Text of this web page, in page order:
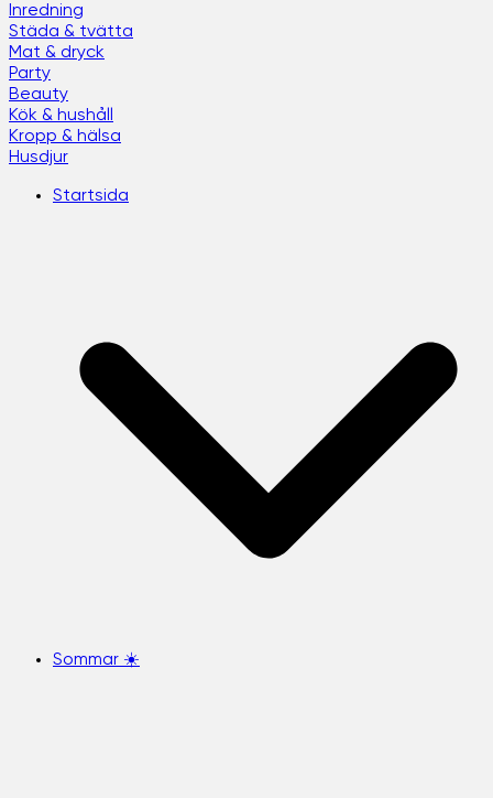
Inredning
Städa & tvätta
Mat & dryck
Party
Beauty
Kök & hushåll
Kropp & hälsa
Husdjur
Startsida
Sommar ☀️